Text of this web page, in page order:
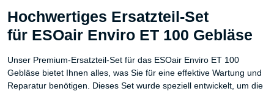
Hochwertiges Ersatzteil-Set
für ESOair Enviro ET 100 Gebläse
Unser Premium-Ersatzteil-Set für das ESOair Enviro ET 100
Gebläse bietet Ihnen alles, was Sie für eine effektive Wartung und
Reparatur benötigen. Dieses Set wurde speziell entwickelt, um die